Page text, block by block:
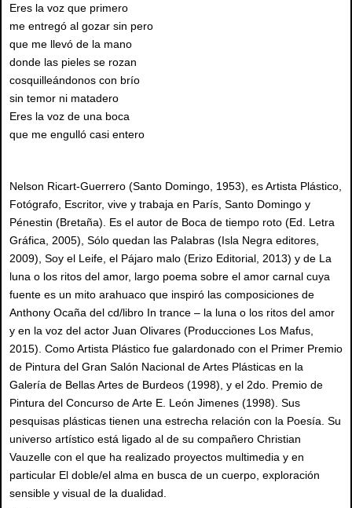
Eres la voz que primero
me entregó al gozar sin pero
que me llevó de la mano
donde las pieles se rozan
cosquilleándonos con brío
sin temor ni matadero
Eres la voz de una boca
que me engulló casi entero
Nelson Ricart-Guerrero (Santo Domingo, 1953), es Artista Plástico,
Fotógrafo, Escritor, vive y trabaja en París, Santo Domingo y
Pénestin (Bretaña). Es el autor de Boca de tiempo roto (Ed. Letra
Gráfica, 2005), Sólo quedan las Palabras (Isla Negra editores,
2009), Soy el Leife, el Pájaro malo (Erizo Editorial, 2013) y de La
luna o los ritos del amor, largo poema sobre el amor carnal cuya
fuente es un mito arahuaco que inspiró las composiciones de
Anthony Ocaña del cd/libro In trance – la luna o los ritos del amor
y en la voz del actor Juan Olivares (Producciones Los Mafus,
2015). Como Artista Plástico fue galardonado con el Primer Premio
de Pintura del Gran Salón Nacional de Artes Plásticas en la
Galería de Bellas Artes de Burdeos (1998), y el 2do. Premio de
Pintura del Concurso de Arte E. León Jimenes (1998). Sus
pesquisas plásticas tienen una estrecha relación con la Poesía. Su
universo artístico está ligado al de su compañero Christian
Vauzelle con el que ha realizado proyectos multimedia y en
particular El doble/el alma en busca de un cuerpo, exploración
sensible y visual de la dualidad.